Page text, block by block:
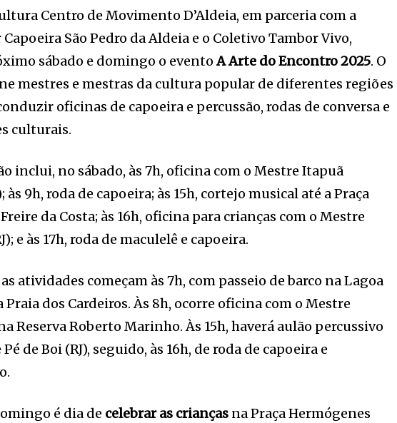
Centro de Movimento D’Aldeia, em parceria com a
Capoeira São Pedro da Aldeia e o Coletivo Tambor Vivo,
sábado e domingo o eventoA Arte do Encontro 2025. O
mestres e mestras da cultura popular de diferentes regiões
oficinas de capoeira e percussão, rodas de conversa e
culturais.
inclui, no sábado, às 7h, oficina com o Mestre Itapuã
às 9h, roda de capoeira; às 15h, cortejo musical até a Praça
da Costa; às 16h, oficina para crianças com o Mestre
e às 17h, roda de maculelê e capoeira.
atividades começam às 7h, com passeio de barco na Lagoa
dos Cardeiros. Às 8h, ocorre oficina com o Mestre
Reserva Roberto Marinho. Às 15h, haverá aulão percussivo
de Boi (RJ), seguido, às 16h, de roda de capoeira e
é dia de celebrar as crianças na Praça Hermógenes